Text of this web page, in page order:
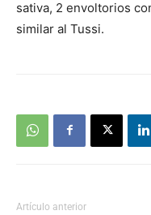
sativa, 2 envoltorios
similar al Tussi.
Artículo anterior